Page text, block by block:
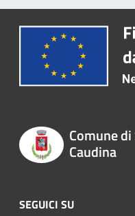
Comune
Caudina
SEGUICI SU